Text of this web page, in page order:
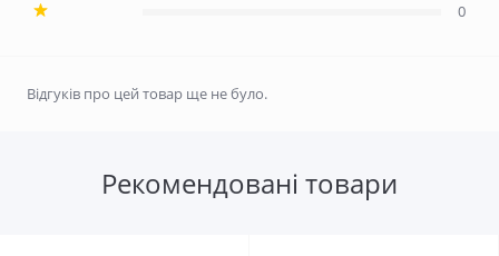
0
Відгуків про цей товар ще не було.
Рекомендовані товари